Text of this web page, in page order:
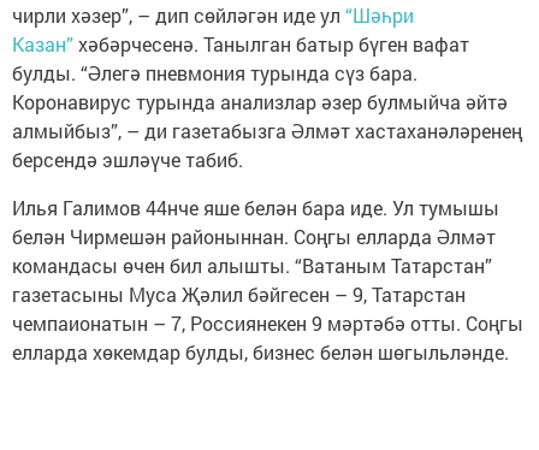
чирли хәзер”, – дип сөйләгән иде ул “Шәһри
Казан”хәбәрчесенә. Танылган батыр бүген вафат
булды. “Әлегә пневмония турында сүз бара.
Коронавирус турында анализлар әзер булмыйча әйтә
алмыйбыз”, – ди газетабызга Әлмәт хастаханәләренең
берсендә эшләүче табиб.
Илья Галимов 44нче яше белән бара иде. Ул тумышы
белән Чирмешән районыннан. Соңгы елларда Әлмәт
командасы өчен бил алышты. “Ватаным Татарстан”
газетасыны Муса Җәлил бәйгесен – 9, Татарстан
чемпаионатын – 7, Россиянекен 9 мәртәбә отты. Соңгы
елларда хөкемдар булды, бизнес белән шөгыльләнде.